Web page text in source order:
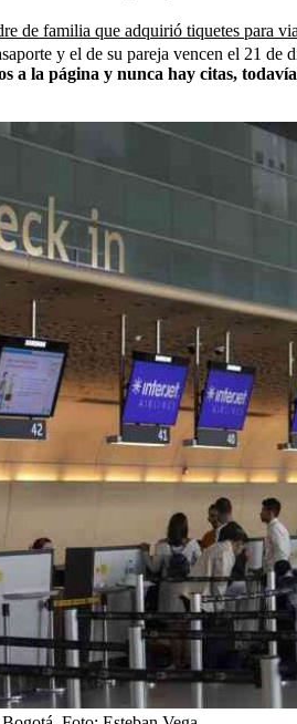
de familia que adquirió tiquetes para
y el de su pareja vencen el 21
a la página y nunca hay citas,